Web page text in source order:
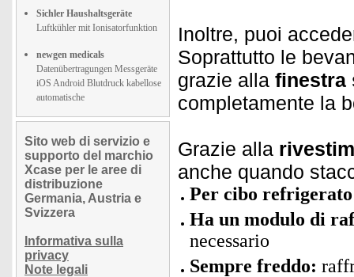
Sichler Haushaltsgeräte
Luftkühler mit Ionisatorfunktion
newgen medicals
Datenübertragungen Messgeräte
iOS Android Blutdruck kabellose
automatische
Sito web di servizio e
supporto del marchio
Xcase per le aree di
distribuzione
Germania, Austria e
Svizzera
Informativa sulla
privacy
Note legali
Inoltre, puoi
Soprattutto le
grazie alla finestra
completamente la
Grazie alla
anche quando
Per cibo refrigerato
Ha un modulo di
necessario
Sempre freddo: